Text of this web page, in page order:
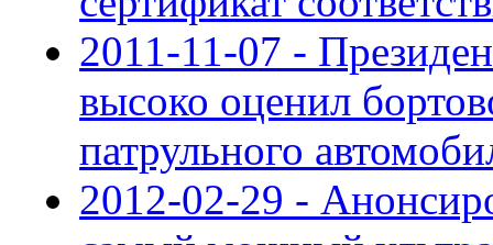
2011-11-07 -
высоко оценил
патрульного
2012-02-29 -